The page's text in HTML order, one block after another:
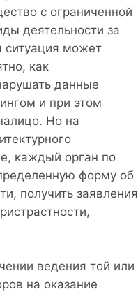
с ограниченной
деятельности за
ситуация может
как
данные
и при этом
Но на
каждый орган по
форму об
получить заявления
ведения той или
на оказание